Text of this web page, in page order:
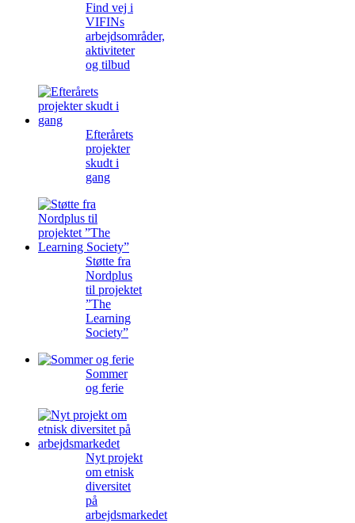
Find vej i
VIFINs
arbejdsområder,
aktiviteter
og tilbud
Efterårets
projekter
skudt i
gang
Støtte fra
Nordplus
til projektet
”The
Learning
Society”
Sommer
og ferie
Nyt projekt
om etnisk
diversitet
på
arbejdsmarkedet